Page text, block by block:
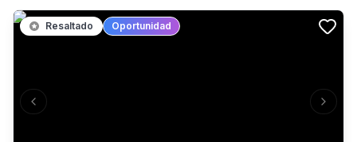
Previous slide Next
Resaltado Oportunidad